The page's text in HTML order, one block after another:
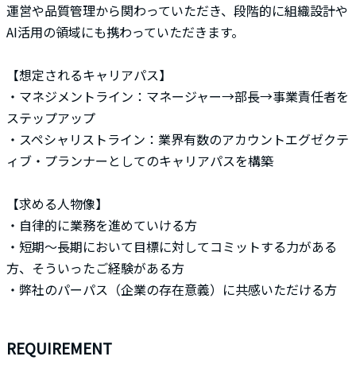
運営や品質管理から関わっていただき、段階的に組織設計や
AI活用の領域にも携わっていただきます。
【想定されるキャリアパス】
・マネジメントライン：マネージャー→部長→事業責任者を
ステップアップ
・スペシャリストライン：業界有数のアカウントエグゼクテ
ィブ・プランナーとしてのキャリアパスを構築
【求める人物像】
・自律的に業務を進めていける方
・短期～長期において目標に対してコミットする力がある
方、そういったご経験がある方
・弊社のパーパス（企業の存在意義）に共感いただける方
REQUIREMENT